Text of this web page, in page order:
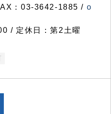
：03-3642-1885 / o
/ 定休日：第2土曜